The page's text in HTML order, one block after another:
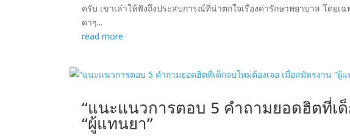
ครับ เขาเล่าให้ฟังถึงประสบการณ์ที่น่าตกใจเรื่องค่ารักษาพยาบาล โดย
ดาๆ...
read more
“แนะแนวการตอบ 5 คำถามยอดฮิตที่เ
“ผู้แทนยา”